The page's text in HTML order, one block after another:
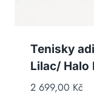
Tenisky
Lilac/ Halo
2 699,00 Kč